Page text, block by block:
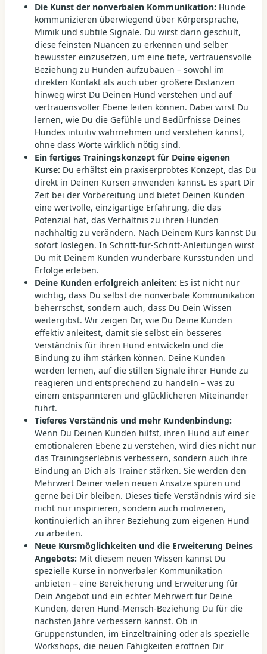
Die Kunst der nonverbalen Kommunikation: Hunde
kommunizieren überwiegend über Körpersprache,
Mimik und subtile Signale. Du wirst darin geschult,
diese feinsten Nuancen zu erkennen und selber
bewusster einzusetzen, um eine tiefe, vertrauensvolle
Beziehung zu Hunden aufzubauen – sowohl im
direkten Kontakt als auch über größere Distanzen
hinweg wirst Du Deinen Hund verstehen und auf
vertrauensvoller Ebene leiten können. Dabei wirst Du
lernen, wie Du die Gefühle und Bedürfnisse Deines
Hundes intuitiv wahrnehmen und verstehen kannst,
ohne dass Worte wirklich nötig sind.
Ein fertiges Trainingskonzept für Deine eigenen
Kurse: Du erhältst ein praxiserprobtes Konzept, das Du
direkt in Deinen Kursen anwenden kannst. Es spart Dir
Zeit bei der Vorbereitung und bietet Deinen Kunden
eine wertvolle, einzigartige Erfahrung, die das
Potenzial hat, das Verhältnis zu ihren Hunden
nachhaltig zu verändern. Nach Deinem Kurs kannst Du
sofort loslegen. In Schritt-für-Schritt-Anleitungen wirst
Du mit Deinem Kunden wunderbare Kursstunden und
Erfolge erleben.
Deine Kunden erfolgreich anleiten: Es ist nicht nur
wichtig, dass Du selbst die nonverbale Kommunikation
beherrschst, sondern auch, dass Du Dein Wissen
weitergibst. Wir zeigen Dir, wie Du Deine Kunden
effektiv anleitest, damit sie selbst ein besseres
Verständnis für ihren Hund entwickeln und die
Bindung zu ihm stärken können. Deine Kunden
werden lernen, auf die stillen Signale ihrer Hunde zu
reagieren und entsprechend zu handeln – was zu
einem entspannteren und glücklicheren Miteinander
führt.
Tieferes Verständnis und mehr Kundenbindung:
Wenn Du Deinen Kunden hilfst, ihren Hund auf einer
emotionaleren Ebene zu verstehen, wird dies nicht nur
das Trainingserlebnis verbessern, sondern auch ihre
Bindung an Dich als Trainer stärken. Sie werden den
Mehrwert Deiner vielen neuen Ansätze spüren und
gerne bei Dir bleiben. Dieses tiefe Verständnis wird sie
nicht nur inspirieren, sondern auch motivieren,
kontinuierlich an ihrer Beziehung zum eigenen Hund
zu arbeiten.
Neue Kursmöglichkeiten und die Erweiterung Deines
Angebots: Mit diesem neuen Wissen kannst Du
spezielle Kurse in nonverbaler Kommunikation
anbieten – eine Bereicherung und Erweiterung für
Dein Angebot und ein echter Mehrwert für Deine
Kunden, deren Hund-Mensch-Beziehung Du für die
nächsten Jahre verbessern kannst. Ob in
Gruppenstunden, im Einzeltraining oder als spezielle
Workshops, die neuen Fähigkeiten eröffnen Dir